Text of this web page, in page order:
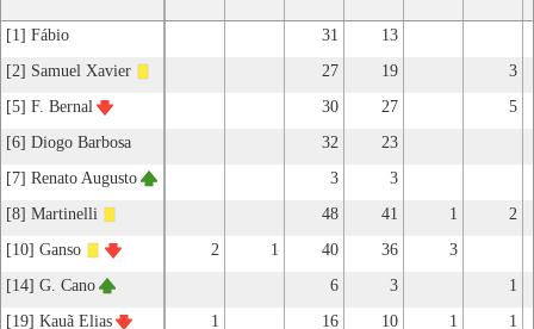
[1] Fábio 31
13
[2] Samuel Xavier
27 19
3
[5] F. Bernal
30 27
5
[6] Diogo Barbosa
32
23
[7] Renato Augusto
3
3
[8] Martinelli
48 41 1
2
[10] Ganso
2 1 40 36
3
[14] G. Cano
6 3
1
[19] Kauã Elias
1 16 10 1
1